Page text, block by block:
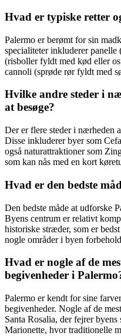
Hvad er typiske retter
Palermo er berømt for sin
specialiteter inkluderer
(risboller fyldt med kød eller
cannoli (sprøde rør fyldt med
Hvilke andre steder i
at besøge?
Der er flere steder i nærheden
Disse inkluderer byer som
også naturattraktioner som
som kan nås med en kort
Hvad er den bedste
Den bedste måde at udforske
Byens centrum er relativt
historiske stræder, som er
nogle områder i byen
Hvad er nogle af de
begivenheder i
Palermo er kendt for sine
begivenheder. Nogle af de
Santa Rosalia, der fejrer
Marionette, hvor traditionelle